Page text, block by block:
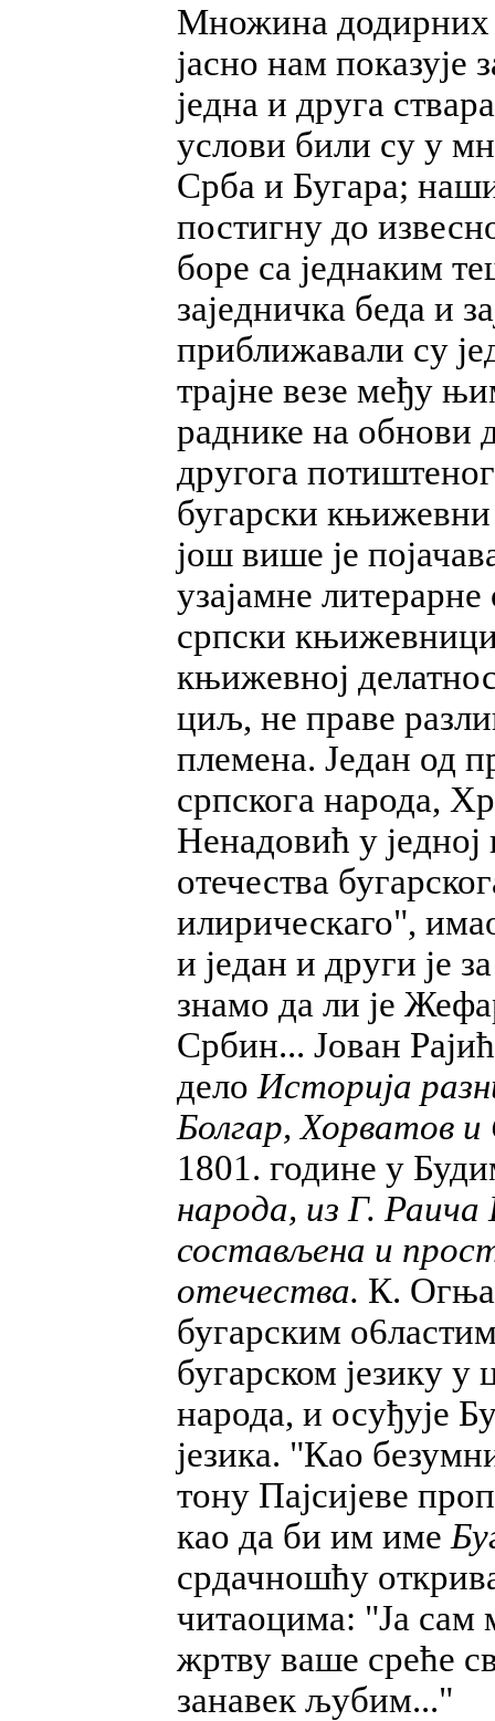
Множина додирних
јасно нам показује
једна и друга
услови били су у
Срба и Бугара;
постигну до
боре са једнаким
заједничка беда и
приближавали су
трајне везе међу
раднике на обнови
другога
бугарски
још више је
узајамне
српски књижевници
књижевној
циљ, не праве
племена. Један од
српскога народа,
Ненадовић у
отечества
илирическаго",
и један и други је
знамо да ли је
Србин... Јован
дело Историја
Болгар, Хорватов и
1801. године у
народа, из Г.
состављена и
отечества. К.
бугарским
бугарском језику
народа, и осуђује
језика. "Као
тону Пајсијеве
као да би им име
срдачношћу
читаоцима: "Ја сам
жртву ваше среће
занавек љубим..."